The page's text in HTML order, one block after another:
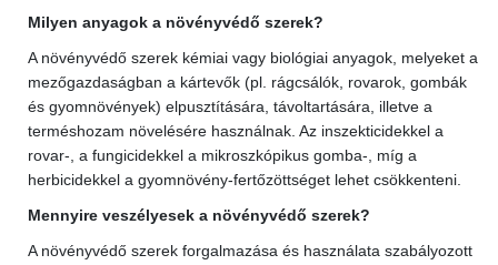
Milyen anyagok a növényvédő szerek?
A növényvédő szerek kémiai vagy biológiai anyagok, melyeket a
mezőgazdaságban a kártevők (pl. rágcsálók, rovarok, gombák
és gyomnövények) elpusztítására, távoltartására, illetve a
terméshozam növelésére használnak. Az inszekticidekkel a
rovar-, a fungicidekkel a mikroszkópikus gomba-, míg a
herbicidekkel a gyomnövény-fertőzöttséget lehet csökkenteni.
Mennyire veszélyesek a növényvédő szerek?
A növényvédő szerek forgalmazása és használata szabályozott